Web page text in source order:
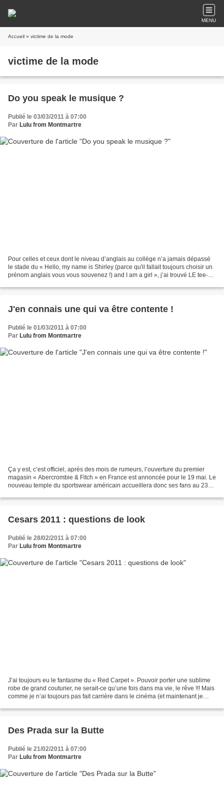
MENU
Accueil » victime de la mode
victime de la mode
Do you speak le musique ?
Publié le 03/03/2011 à 07:00
Par Lulu from Montmartre
Pour celles et ceux dont le niveau d’anglais au collège n’a jamais dépassé
le stade du « Hello, my name is Shirley (parce qu'il fallait toujours choisir un
prénom anglais vous vous souvenez !) and I am a girl », j’ai trouvé LE tee-
J'en connais une qui va être contente !
Publié le 01/03/2011 à 07:00
Par Lulu from Montmartre
Ça y est, c’est officiel, après des mois de rumeurs, l’ouverture du premier
magasin « Abercrombie & Fitch » en France est annoncée pour le 19 mai. Le
nouveau temple du sportswear américain accueillera donc ses fans au 23
Cesars 2011 : questions de look
Publié le 28/02/2011 à 07:00
Par Lulu from Montmartre
J’ai toujours eu le fantasme du « Red Carpet ». Pouvoir porter une sublime
robe de grand couturier, ne serait-ce qu’une fois dans ma vie, le rêve !!! Mais
comme je n’ai toujours pas fait carrière dans le cinéma (et maintenant je
Des Prada sur la Butte
Publié le 21/02/2011 à 07:00
Par Lulu from Montmartre